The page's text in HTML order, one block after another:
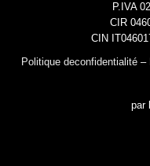
P.IVA
CIR
CIN
Politique deconfidentialité–
par